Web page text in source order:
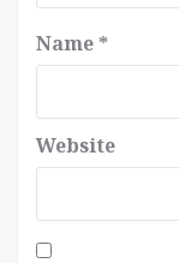
Name *
Website